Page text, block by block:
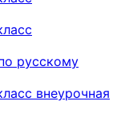
русскому
внеурочная